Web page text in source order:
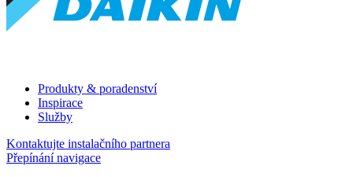
Produkty & poradenství
Inspirace
Služby
Kontaktujte instalačního partnera
Přepínání navigace